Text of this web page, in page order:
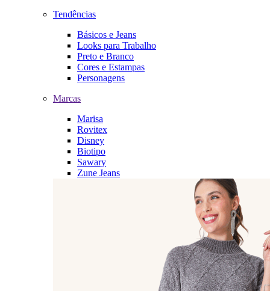
Tendências
Básicos e Jeans
Looks para Trabalho
Preto e Branco
Cores e Estampas
Personagens
Marcas
Marisa
Rovitex
Disney
Biotipo
Sawary
Zune Jeans